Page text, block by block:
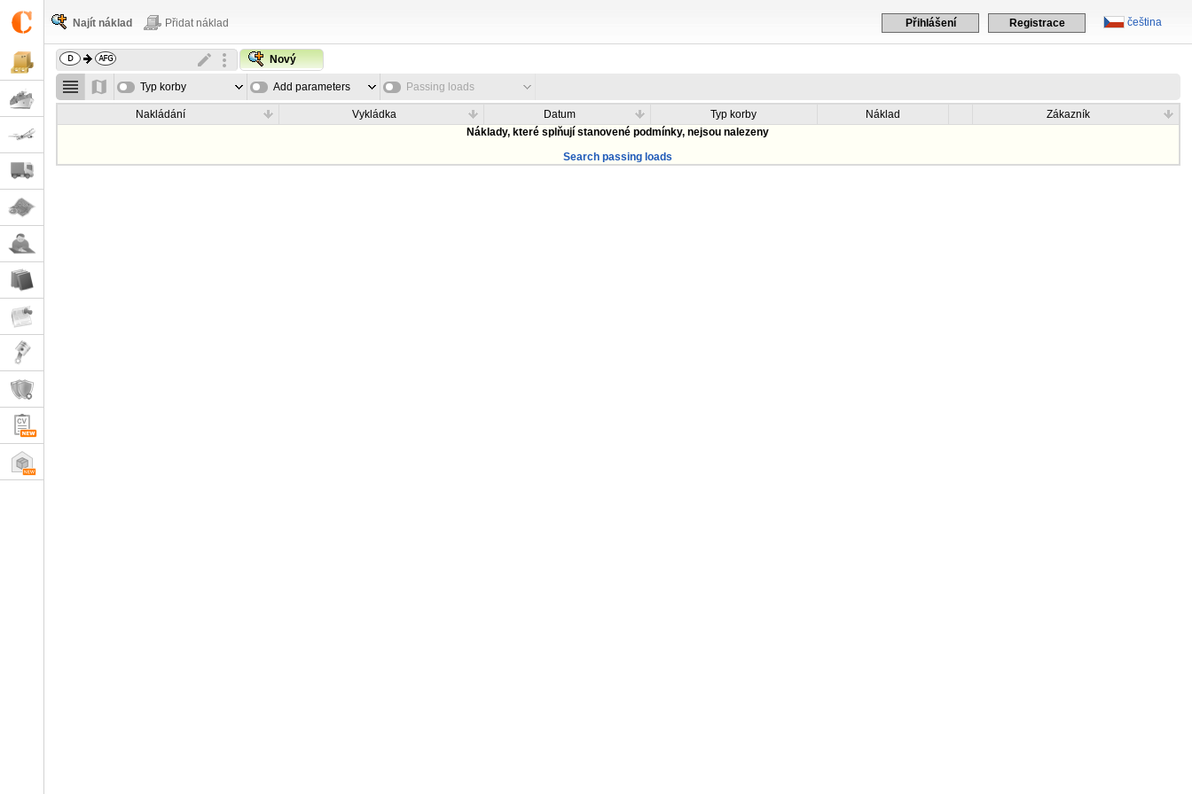
čeština
Přihlášení Registrace
Najít náklad Přidat náklad
Nový
Typ korby Add parameters Passing loads
Nakládání Vykládka Datum Typ korby Náklad
Zákazník
Náklady, které splňují stanovené podmínky, nejsou nalezeny
Search passing loads